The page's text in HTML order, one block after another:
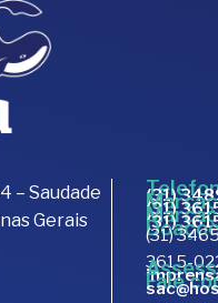
– Saudade
Gerais
(31)
(31)
(31)
(31)
3615-
Fale